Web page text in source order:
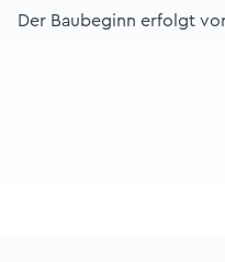
Der Baubeginn erfolgt